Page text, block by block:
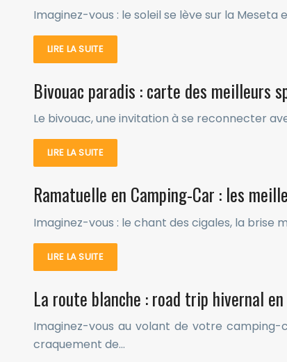
Imaginez-vous : le soleil se lève sur la Meseta
LIRE LA SUITE
Bivouac paradis : carte des meilleurs
Le bivouac, une invitation à se reconnecter
LIRE LA SUITE
Ramatuelle en Camping-Car : les
Imaginez-vous : le chant des cigales, la brise
LIRE LA SUITE
La route blanche : road trip hivernal
Imaginez-vous au volant de votre
craquement de…